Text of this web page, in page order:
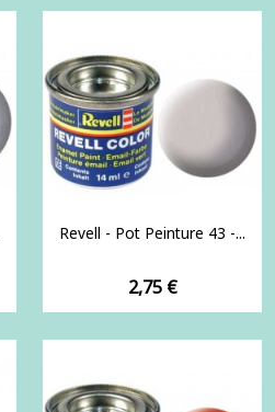
Revell - Pot Peinture 43 -...
Prix
2,75 €